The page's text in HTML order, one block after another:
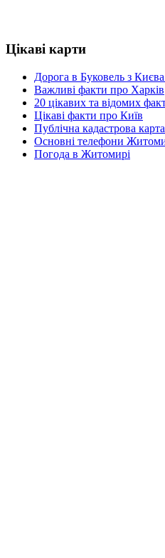
Цікаві карти
Дорога в Буковель з Києва
Важливі факти про Харків
20 цікавих та відомих
Цікаві факти про Київ
Публічна кадастрова
Основні телефони
Погода в Житомирі